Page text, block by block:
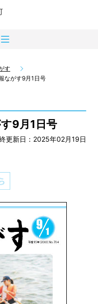
す
ながす9月1日号
9月1日号
更新日：2025年02月19日